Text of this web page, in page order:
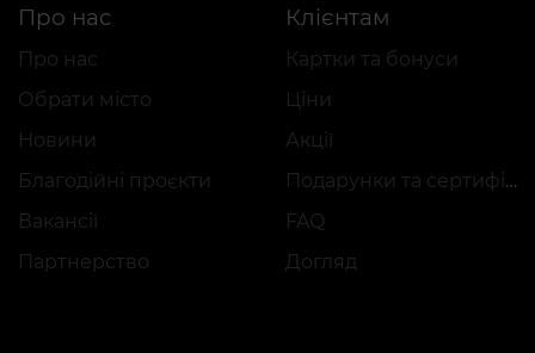
Про нас
Про нас
Обрати місто
Новини
Благодійні проєкти
Вакансії
Партнерство
Клієнтам
Картки та бонуси
Ціни
Акції
Подарунки та сертифікати
FAQ
Догляд